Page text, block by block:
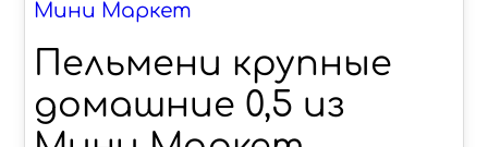
Мини Маркет
Пельмени крупные
домашние 0,5 из